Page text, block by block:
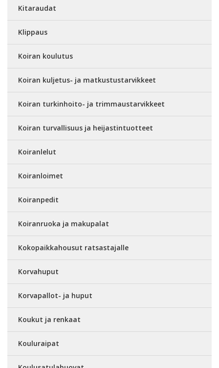
Kitaraudat
Klippaus
Koiran koulutus
Koiran kuljetus- ja matkustustarvikkeet
Koiran turkinhoito- ja trimmaustarvikkeet
Koiran turvallisuus ja heijastintuotteet
Koiranlelut
Koiranloimet
Koiranpedit
Koiranruoka ja makupalat
Kokopaikkahousut ratsastajalle
Korvahuput
Korvapallot- ja huput
Koukut ja renkaat
Kouluraipat